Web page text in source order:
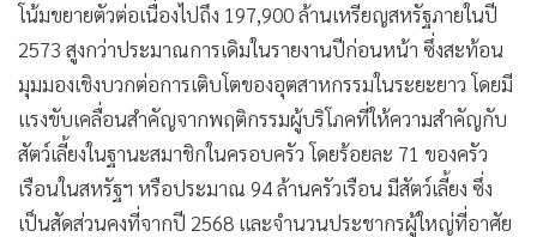
โน้มขยายตัวต่อเนื่องไปถึง 197,900 ล้านเหรียญสหรัฐภายในปี
2573 สูงกว่าประมาณการเดิมในรายงานปีก่อนหน้า ซึ่งสะท้อน
มุมมองเชิงบวกต่อการเติบโตของอุตสาหกรรมในระยะยาว โดยมี
แรงขับเคลื่อนสำคัญจากพฤติกรรมผู้บริโภคที่ให้ความสำคัญกับ
สัตว์เลี้ยงในฐานะสมาชิกในครอบครัว โดยร้อยละ 71 ของครัว
เรือนในสหรัฐฯ หรือประมาณ 94 ล้านครัวเรือน มีสัตว์เลี้ยง ซึ่ง
เป็นสัดส่วนคงที่จากปี 2568 และจำนวนประชากรผู้ใหญ่ที่อาศัย